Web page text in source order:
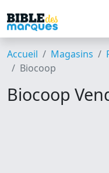
Accueil Magasins
Biocoop
Biocoop